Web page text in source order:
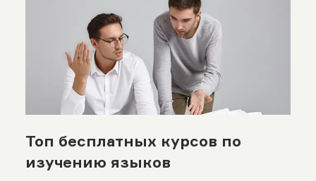
Топ бесплатных курсов по
изучению языков